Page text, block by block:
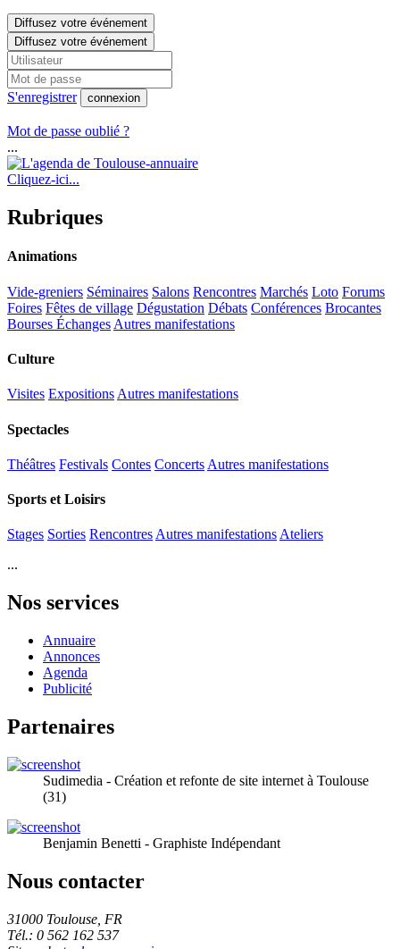
Diffusez votre événement
Diffusez votre événement
S'enregistrer connexion
Mot de passe oublié ?
...
Cliquez-ici...
Rubriques
Animations
Vide-greniers Séminaires Salons Rencontres Marchés Loto Forums
Foires Fêtes de village Dégustation Débats Conférences Brocantes
Bourses Échanges Autres manifestations
Culture
Visites Expositions Autres manifestations
Spectacles
Théâtres Festivals Contes Concerts Autres manifestations
Sports et Loisirs
Stages Sorties Rencontres Autres manifestations Ateliers
...
Nos services
Annuaire
Annonces
Agenda
Publicité
Partenaires
Sudimedia - Création et refonte de site internet à Toulouse
(31)
Benjamin Benetti - Graphiste Indépendant
Nous contacter
31000 Toulouse, FR
Tél.: 0 562 162 537